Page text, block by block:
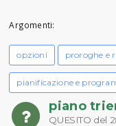
Argomenti:
opzioni proroghe e
pianificazione e
piano
QUESITO del